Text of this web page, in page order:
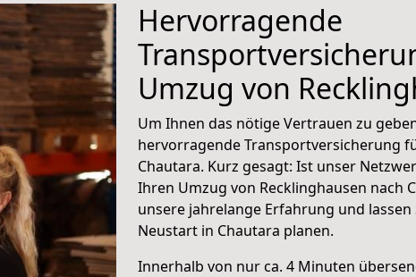
Hervorragende
Umzug von
Um Ihnen das nötige Vertrauen zu
hervorragende Transportversicherung
Chautara. Kurz gesagt: Ist unser
Ihren Umzug von Recklinghausen nach
unsere jahrelange Erfahrung und
Neustart in Chautara planen.
Innerhalb von nur ca. 4 Minuten